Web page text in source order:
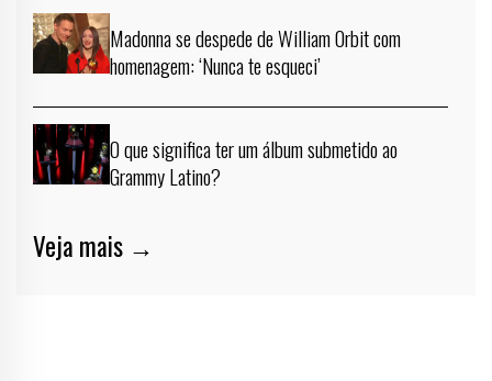
Madonna se despede de William Orbit com
homenagem: ‘Nunca te esqueci’
O que significa ter um álbum submetido ao
Grammy Latino?
Veja mais →